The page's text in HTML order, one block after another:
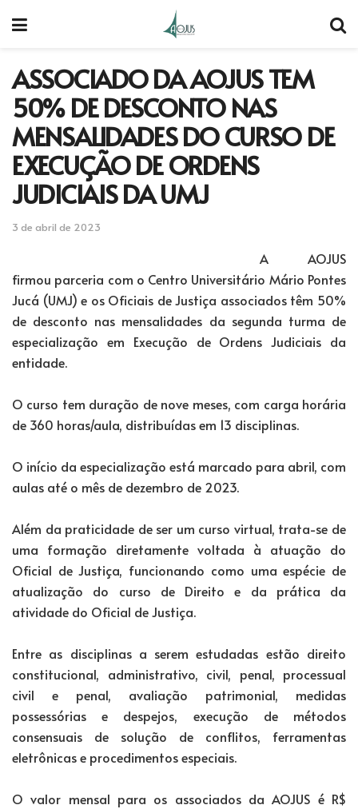
ASSOCIADO DA AOJUS TEM
50% DE DESCONTO NAS
MENSALIDADES DO CURSO DE
EXECUÇÃO DE ORDENS
JUDICIAIS DA UMJ
3 de abril de 2023
A AOJUS
firmou parceria com o Centro Universitário Mário Pontes
Jucá (UMJ) e os Oficiais de Justiça associados têm 50%
de desconto nas mensalidades da segunda turma de
especialização em Execução de Ordens Judiciais da
entidade.
O curso tem duração de nove meses, com carga horária
de 360 horas/aula, distribuídas em 13 disciplinas.
O início da especialização está marcado para abril, com
aulas até o mês de dezembro de 2023.
Além da praticidade de ser um curso virtual, trata-se de
uma formação diretamente voltada à atuação do
Oficial de Justiça, funcionando como uma espécie de
atualização do curso de Direito e da prática da
atividade do Oficial de Justiça.
Entre as disciplinas a serem estudadas estão direito
constitucional, administrativo, civil, penal, processual
civil e penal, avaliação patrimonial, medidas
possessórias e despejos, execução de métodos
consensuais de solução de conflitos, ferramentas
eletrônicas e procedimentos especiais.
O valor mensal para os associados da AOJUS é R$